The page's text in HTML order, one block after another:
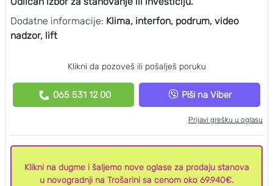
Dodatne informacije: Klima, interfon, podrum, video
nadzor, lift
Klikni da pozoveš ili pošalješ poruku
065 531 12 00 Piši na Viber
Prijavi grešku u oglasu
Klikni na dugme i šaljemo nove oglase za prodaju stanova
u novogradnji na Trošarini sa cenom oko 69.940€.